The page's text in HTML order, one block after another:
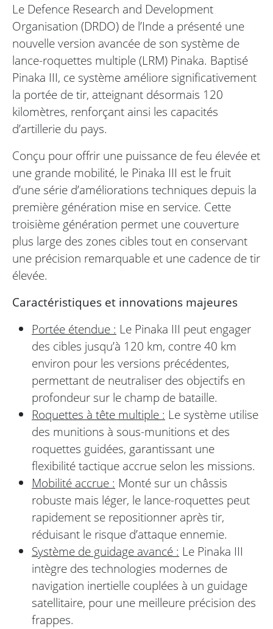
Le Defence Research and Development
Organisation (DRDO) de l’Inde a présenté une
nouvelle version avancée de son système de
lance-roquettes multiple (LRM) Pinaka. Baptisé
Pinaka III, ce système améliore significativement
la portée de tir, atteignant désormais 120
kilomètres, renforçant ainsi les capacités
d’artillerie du pays.
Conçu pour offrir une puissance de feu élevée et
une grande mobilité, le Pinaka III est le fruit
d’une série d’améliorations techniques depuis la
première génération mise en service. Cette
troisième génération permet une couverture
plus large des zones cibles tout en conservant
une précision remarquable et une cadence de tir
élevée.
Caractéristiques et innovations majeures
Portée étendue : Le Pinaka III peut engager
des cibles jusqu’à 120 km, contre 40 km
environ pour les versions précédentes,
permettant de neutraliser des objectifs en
profondeur sur le champ de bataille.
Roquettes à tête multiple : Le système utilise
des munitions à sous-munitions et des
roquettes guidées, garantissant une
flexibilité tactique accrue selon les missions.
Mobilité accrue : Monté sur un châssis
robuste mais léger, le lance-roquettes peut
rapidement se repositionner après tir,
réduisant le risque d’attaque ennemie.
Système de guidage avancé : Le Pinaka III
intègre des technologies modernes de
navigation inertielle couplées à un guidage
satellitaire, pour une meilleure précision des
frappes.